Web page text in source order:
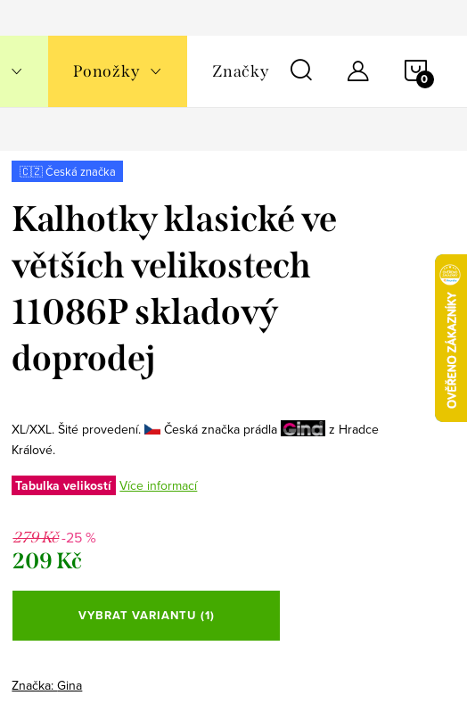
Ponožky Značky
🇨🇿 Česká značka
Kalhotky klasické ve
větších velikostech
11086P skladový
doprodej
XL/XXL. Šité provedení. Česká značka prádla
z Hradce
Králové.
Tabulka velikostí Více informací
279 Kč-25 %
209 Kč
Měrná
VYBRAT VARIANTU (1)
Značka:Gina